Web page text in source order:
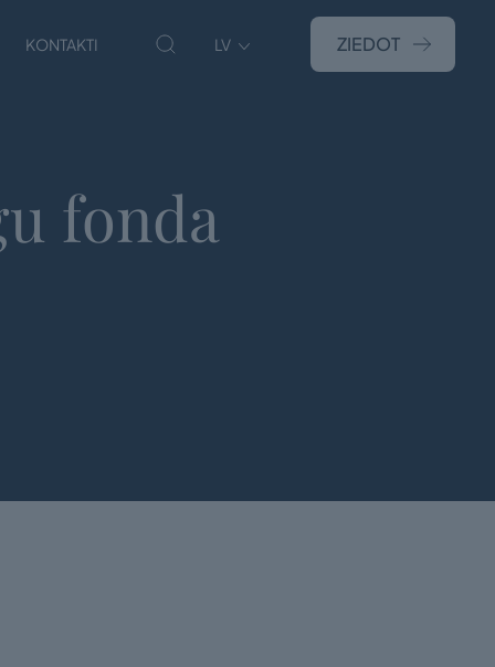
KONTAKTI LV ZIEDOT
fonda